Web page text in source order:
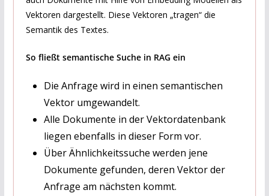
Vektoren dargestellt. Diese Vektoren „tragen“ die
Semantik des Textes.
So fließt semantische Suche in RAG ein
Die Anfrage wird in einen semantischen
Vektor umgewandelt.
Alle Dokumente in der Vektordatenbank
liegen ebenfalls in dieser Form vor.
Über Ähnlichkeitssuche werden jene
Dokumente gefunden, deren Vektor der
Anfrage am nächsten kommt.